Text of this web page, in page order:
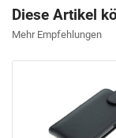
Diese Artikel
Mehr Empfehlungen